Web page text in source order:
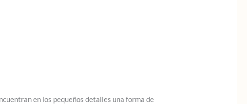
en los pequeños detalles una forma de